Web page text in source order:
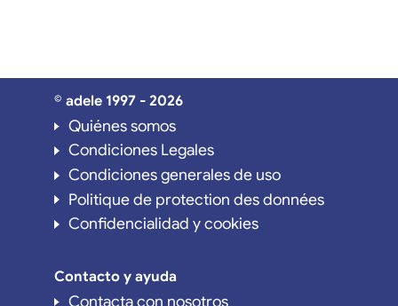
© adele 1997 - 2026
Quiénes somos
Condiciones Legales
Condiciones generales de uso
Politique de protection des données
Confidencialidad y cookies
Contacto y ayuda
Contacta con nosotros